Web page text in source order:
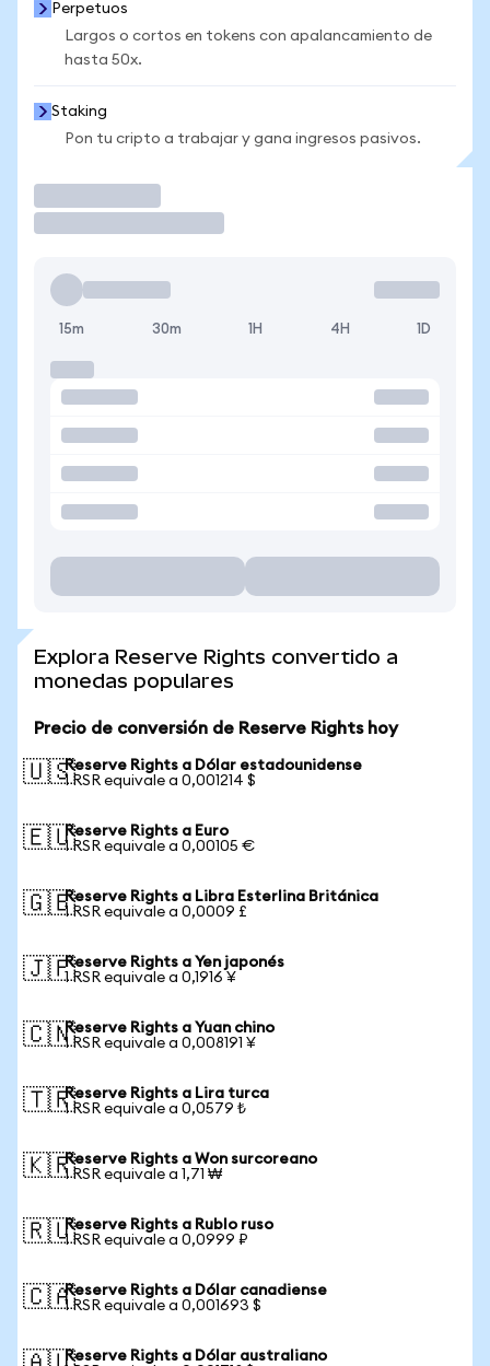
Perpetuos
Largos o cortos en tokens con apalancamiento de
hasta 50x.
Staking
Pon tu cripto a trabajar y gana ingresos pasivos.
15m 30m 1H 4H 1D
Explora Reserve Rights convertido a
monedas populares
Precio de conversión de Reserve Rights hoy
🇺🇸Reserve Rights a Dólar estadounidense
1 RSR equivale a 0,001214 $
🇪🇺Reserve Rights a Euro
1 RSR equivale a 0,00105 €
🇬🇧Reserve Rights a Libra Esterlina Británica
1 RSR equivale a 0,0009 £
🇯🇵Reserve Rights a Yen japonés
1 RSR equivale a 0,1916 ¥
🇨🇳Reserve Rights a Yuan chino
1 RSR equivale a 0,008191 ¥
🇹🇷Reserve Rights a Lira turca
1 RSR equivale a 0,0579 ₺
🇰🇷Reserve Rights a Won surcoreano
1 RSR equivale a 1,71 ₩
🇷🇺Reserve Rights a Rublo ruso
1 RSR equivale a 0,0999 ₽
🇨🇦Reserve Rights a Dólar canadiense
1 RSR equivale a 0,001693 $
Reserve Rights a Dólar australiano